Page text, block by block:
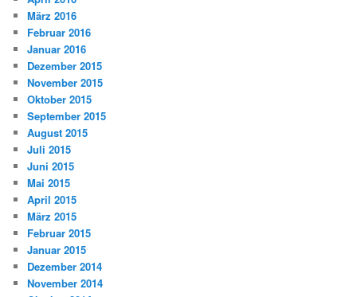
März 2016
Februar 2016
Januar 2016
Dezember 2015
November 2015
Oktober 2015
September 2015
August 2015
Juli 2015
Juni 2015
Mai 2015
April 2015
März 2015
Februar 2015
Januar 2015
Dezember 2014
November 2014